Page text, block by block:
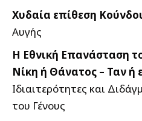
Χυδαία επίθεση
Αυγής
Η Εθνική Επανάσταση
Νίκη ή Θάνατος – Ταν ή
Ιδιαιτερότητες και
του Γένους